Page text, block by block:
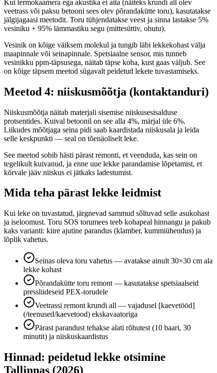
Kui termokaamera ega akustika ei aita (näiteks krundi all olev
veetrass või paksu betooni sees olev põrandakütte toru), kasutatakse
jälgijagaasi meetodit. Toru tühjendatakse veest ja sinna lastakse 5%
vesiniku + 95% lämmastiku segu (mittesüttiv, ohutu).
Vesinik on kõige väiksem molekul ja tungib läbi lekkekohast välja
maapinnale või seinapinnale. Spetsiaalne sensor, mis tunneb
vesinikku ppm-täpsusega, näitab täpse koha, kust gaas väljub. See
on kõige täpsem meetod sügavalt peidetud lekete tuvastamiseks.
Meetod 4: niiskusmõõtja (kontaktanduri)
Niiskusmõõtja näitab materjali sisemise niiskusesisalduse
protsentides. Kuival betoonil on see alla 4%, märjal üle 6%.
Liikudes mõõtjaga seina pidi saab kaardistada niiskusala ja leida
selle keskpunkti — seal on tõenäoliselt leke.
See meetod sobib hästi pärast remonti, et veenduda, kas sein on
tegelikult kuivanud, ja enne uue lekke parandamise lõpetamist, et
kõrvale jääv niiskus ei jätkaks ladestumist.
Mida teha pärast lekke leidmist
Kui leke on tuvastatud, järgnevad sammud sõltuvad selle asukohast
ja iseloomust. Toru SOS torumees teeb kohapeal hinnangu ja pakub
kaks varianti: kiire ajutine parandus (klamber, kummiühendus) ja
lõplik vahetus.
Seinas oleva toru vahetus — avatakse ainult 30×30 cm ala
lekke kohast
Põrandakütte toru remont — kasutatakse spetsiaalseid
pressliideseid PEX-torudele
Veetrassi remont krundi all — vajadusel [kaevetööd]
(/teenused/kaevetood) ekskavaatoriga
Pärast parandust tehakse alati rõhutest (10 baari, 30
minutit) ja niiskuskaardistus
Hinnad: peidetud lekke otsimine
Tallinnas (2026)